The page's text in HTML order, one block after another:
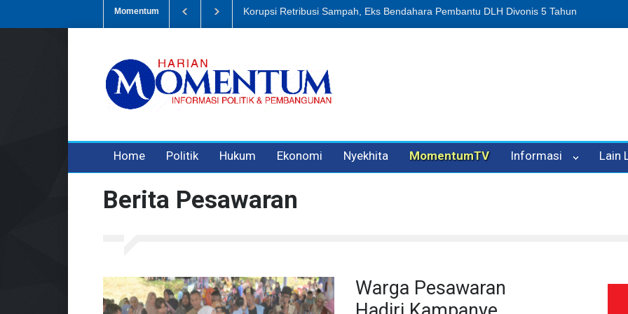
Momentum Dugaan Penipuan Oleh Oknum Kadis, Kuasa Hukum Pelapor Desak Polisi Tetapkan P-
Home Politik Hukum Ekonomi Nyekhita MomentumTV Informasi Lain
Berita Pesawaran
Warga Pesawaran